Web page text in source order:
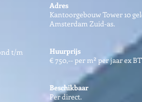
t/m
Adres
Kantoorgebouw Tower 10
Amsterdam Zuid-as.
Huurprijs
€ 750,-- per m² per jaar ex
Beschikbaar
Per direct.